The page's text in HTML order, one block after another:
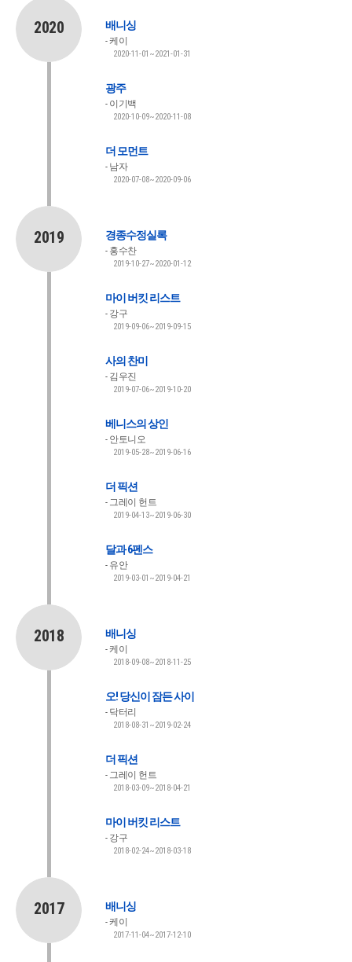
2020 배니싱
케이
2020-11-01~2021-01-31
광주
이기백
2020-10-09~2020-11-08
더 모먼트
남자
2020-07-08~2020-09-06
2019 경종수정실록
홍수찬
2019-10-27~2020-01-12
마이 버킷 리스트
강구
2019-09-06~2019-09-15
사의 찬미
김우진
2019-07-06~2019-10-20
베니스의 상인
안토니오
2019-05-28~2019-06-16
더 픽션
그레이 헌트
2019-04-13~2019-06-30
달과 6펜스
유안
2019-03-01~2019-04-21
2018 배니싱
케이
2018-09-08~2018-11-25
오! 당신이 잠든 사이
닥터리
2018-08-31~2019-02-24
더 픽션
그레이 헌트
2018-03-09~2018-04-21
마이 버킷 리스트
강구
2018-02-24~2018-03-18
2017 배니싱
케이
2017-11-04~2017-12-10